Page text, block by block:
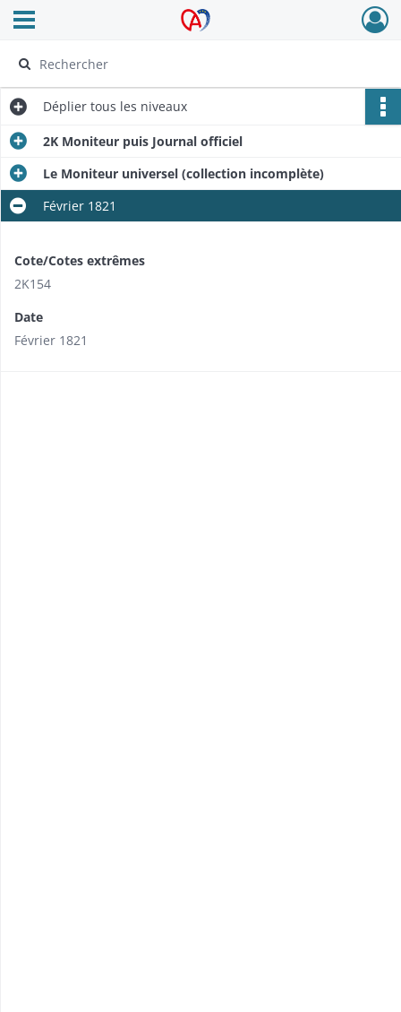
Archives Alsace - Colmar
Ouvrir le menu déroulant
Déplier tous les niveaux
2K Moniteur puis Journal officiel
Le Moniteur universel (collection incomplète)
Février 1821
Cote/Cotes extrêmes
2K154
Date
Février 1821